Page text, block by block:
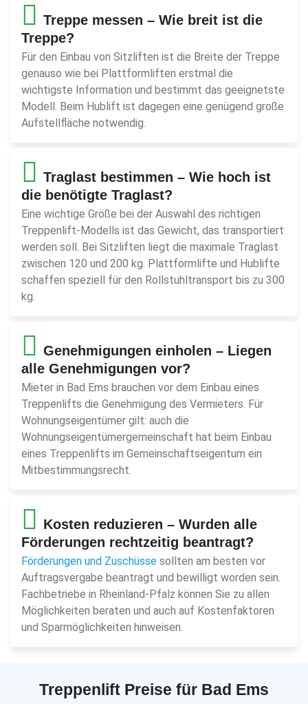
Treppe messen – Wie breit ist die
Treppe?
Für den Einbau von Sitzliften ist die Breite der Treppe
genauso wie bei Plattformliften erstmal die
wichtigste Information und bestimmt das geeignetste
Modell. Beim Hublift ist dagegen eine genügend große
Aufstellfläche notwendig.
Traglast bestimmen – Wie hoch ist
die benötigte Traglast?
Eine wichtige Größe bei der Auswahl des richtigen
Treppenlift-Modells ist das Gewicht, das transportiert
werden soll. Bei Sitzliften liegt die maximale Traglast
zwischen 120 und 200 kg. Plattformlifte und Hublifte
schaffen speziell für den Rollstuhltransport bis zu 300
kg.
Genehmigungen einholen – Liegen
alle Genehmigungen vor?
Mieter in Bad Ems brauchen vor dem Einbau eines
Treppenlifts die Genehmigung des Vermieters. Für
Wohnungseigentümer gilt: auch die
Wohnungseigentümergemeinschaft hat beim Einbau
eines Treppenlifts im Gemeinschaftseigentum ein
Mitbestimmungsrecht.
Kosten reduzieren – Wurden alle
Förderungen rechtzeitig beantragt?
Förderungen und Zuschüsse sollten am besten vor
Auftragsvergabe beantragt und bewilligt worden sein.
Fachbetriebe in Rheinland-Pfalz können Sie zu allen
Möglichkeiten beraten und auch auf Kostenfaktoren
und Sparmöglichkeiten hinweisen.
Treppenlift Preise für Bad Ems